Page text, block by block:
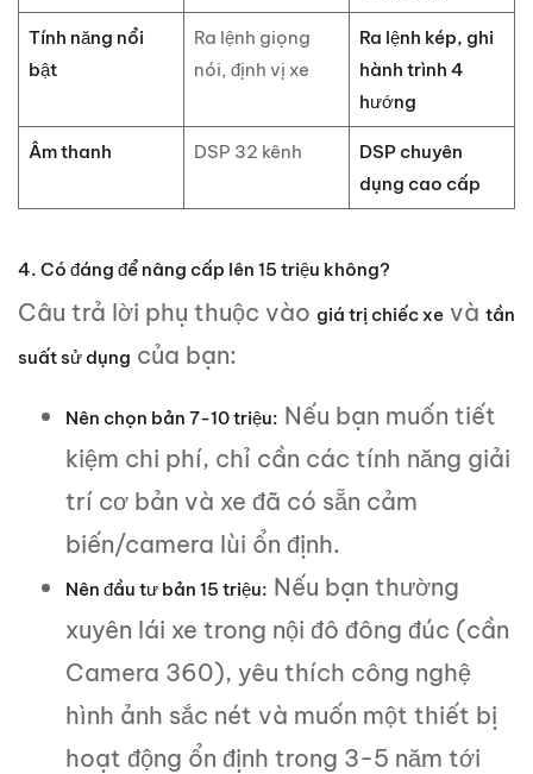
Tính năng nổi
bật
Ra lệnh giọng
nói, định vị xe
Ra lệnh kép, ghi
hành trình 4
hướng
Âm thanh DSP 32 kênh
DSP chuyên
dụng cao cấp
4. Có đáng để nâng cấp lên 15 triệu không?
Câu trả lời phụ thuộc vào giá trị chiếc xe và tần
suất sử dụng của bạn:
Nên chọn bản 7-10 triệu: Nếu bạn muốn tiết
kiệm chi phí, chỉ cần các tính năng giải
trí cơ bản và xe đã có sẵn cảm
biến/camera lùi ổn định.
Nên đầu tư bản 15 triệu: Nếu bạn thường
xuyên lái xe trong nội đô đông đúc (cần
Camera 360), yêu thích công nghệ
hình ảnh sắc nét và muốn một thiết bị
hoạt động ổn định trong 3-5 năm tới